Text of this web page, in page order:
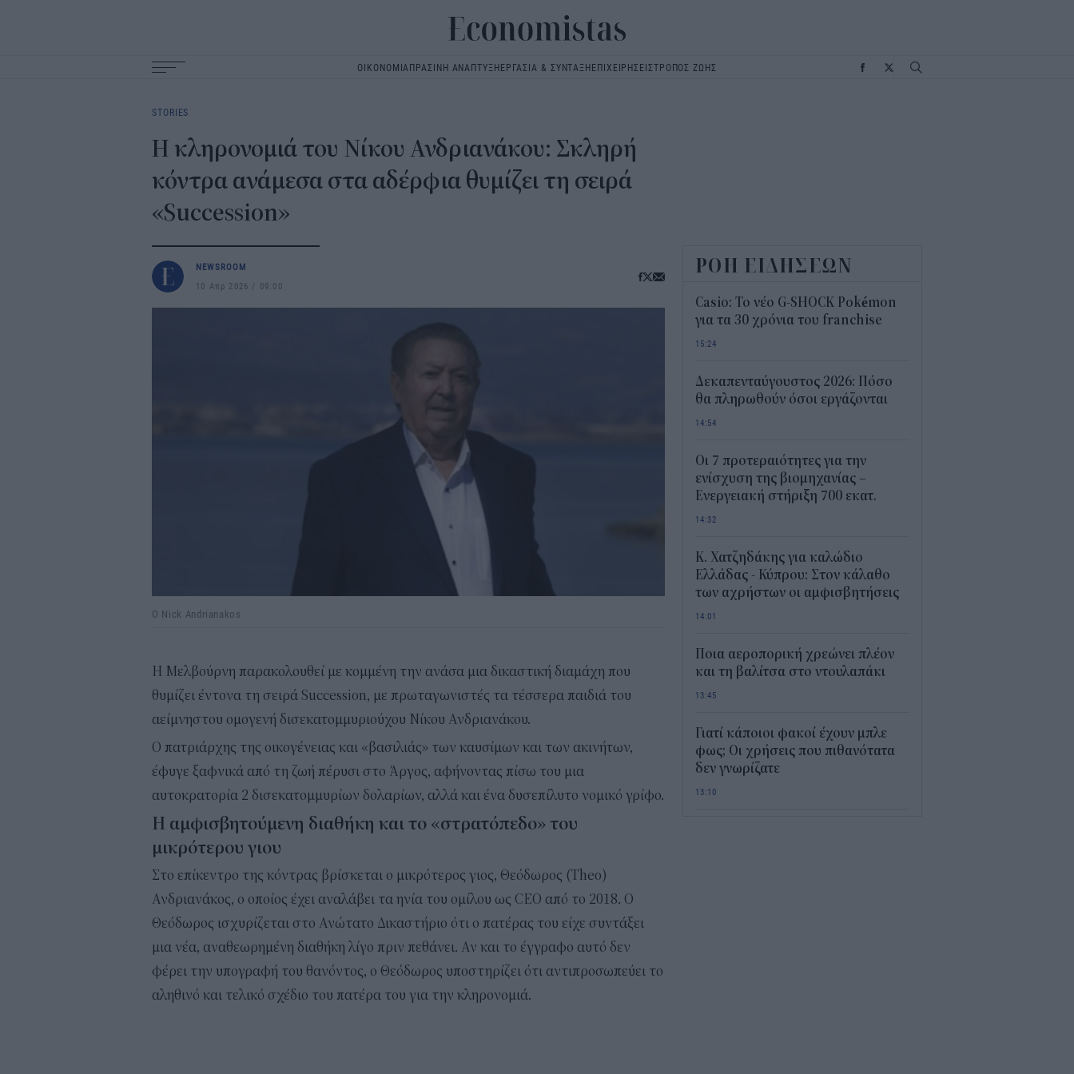
ΟΙΚΟΝΟΜΙΑΠΡΑΣΙΝΗ ΑΝΑΠΤΥΞΗΕΡΓΑΣΙΑ & ΣΥΝΤΑΞΗΕΠΙΧΕΙΡΗΣΕΙΣΤΡΟΠΟΣ ΖΩΗΣ
navigation
STORIES
Η κληρονομιά του Νίκου Ανδριανάκου: Σκληρή
κόντρα ανάμεσα στα αδέρφια θυμίζει τη σειρά
«Succession»
NEWSROOM
10 Απρ 2026
09:00
Ο Nick Andrianakos
Η Μελβούρνη παρακολουθεί με κομμένη την ανάσα μια δικαστική διαμάχη που
θυμίζει έντονα τη σειρά Succession, με πρωταγωνιστές τα τέσσερα παιδιά του
αείμνηστου ομογενή δισεκατομμυριούχου Νίκου Ανδριανάκου.
Ο πατριάρχης της οικογένειας και «βασιλιάς» των καυσίμων και των ακινήτων,
έφυγε ξαφνικά από τη ζωή πέρυσι στο Άργος, αφήνοντας πίσω του μια
αυτοκρατορία 2 δισεκατομμυρίων δολαρίων, αλλά και ένα δυσεπίλυτο νομικό γρίφο.
Η αμφισβητούμενη διαθήκη και το «στρατόπεδο» του
μικρότερου γιου
Στο επίκεντρο της κόντρας βρίσκεται ο μικρότερος γιος, Θεόδωρος (Theo)
Ανδριανάκος, ο οποίος έχει αναλάβει τα ηνία του ομίλου ως CEO από το 2018. Ο
Θεόδωρος ισχυρίζεται στο Ανώτατο Δικαστήριο ότι ο πατέρας του είχε συντάξει
μια νέα, αναθεωρημένη διαθήκη λίγο πριν πεθάνει. Αν και το έγγραφο αυτό δεν
φέρει την υπογραφή του θανόντος, ο Θεόδωρος υποστηρίζει ότι αντιπροσωπεύει το
αληθινό και τελικό σχέδιο του πατέρα του για την κληρονομιά.
ΡΟΗ ΕΙΔΗΣΕΩΝ
Casio: Το νέο G-SHOCK Pokémon
για τα 30 χρόνια του franchise
15:24
Δεκαπενταύγουστος 2026: Πόσο
θα πληρωθούν όσοι εργάζονται
14:54
Οι 7 προτεραιότητες για την
ενίσχυση της βιομηχανίας –
Ενεργειακή στήριξη 700 εκατ.
14:32
Κ. Χατζηδάκης για καλώδιο
Ελλάδας - Κύπρου: Στον κάλαθο
των αχρήστων οι αμφισβητήσεις
14:01
Ποια αεροπορική χρεώνει πλέον
και τη βαλίτσα στο ντουλαπάκι
13:45
Γιατί κάποιοι φακοί έχουν μπλε
φως; Οι χρήσεις που πιθανότατα
δεν γνωρίζατε
13:10